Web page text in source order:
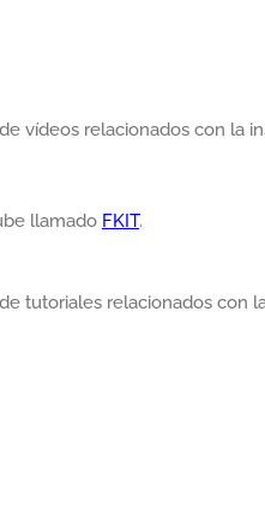
vídeos relacionados con la
llamado FKIT.
tutoriales relacionados con